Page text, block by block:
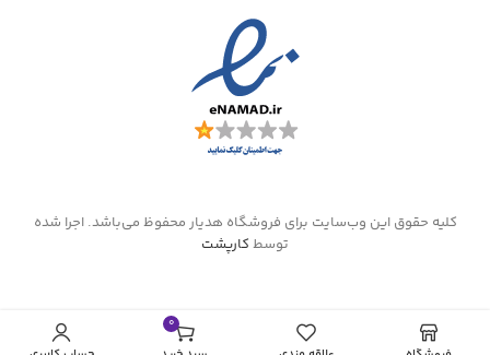
کلیه حقوق این وب‌سایت برای فروشگاه هدیار محفوظ می‌باشد. اجرا شده
توسط کارپشت
0
مورد